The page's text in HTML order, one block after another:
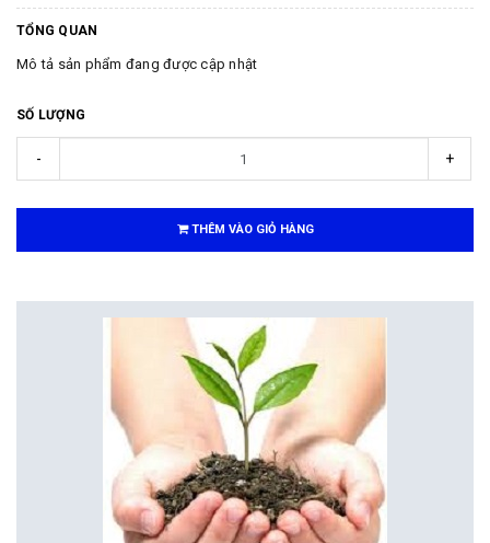
TỔNG QUAN
Mô tả sản phẩm đang được cập nhật
SỐ LƯỢNG
- +
THÊM VÀO GIỎ HÀNG